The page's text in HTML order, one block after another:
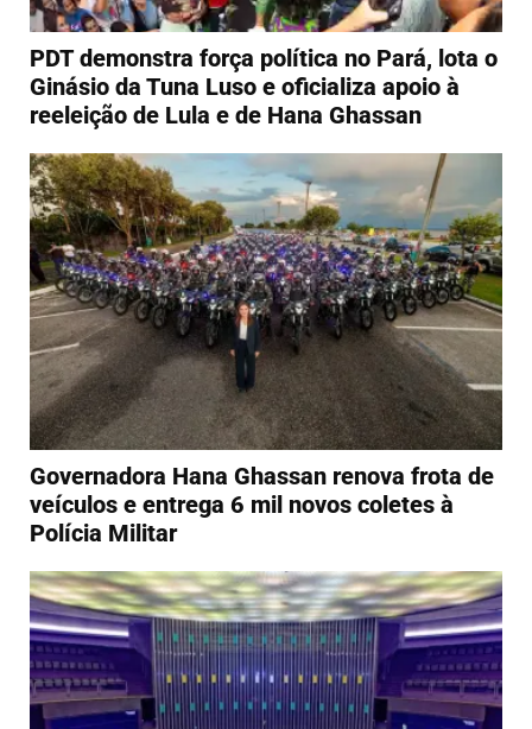
PDT demonstra força política no Pará, lota o
Ginásio da Tuna Luso e oficializa apoio à
reeleição de Lula e de Hana Ghassan
Governadora Hana Ghassan renova frota de
veículos e entrega 6 mil novos coletes à
Polícia Militar